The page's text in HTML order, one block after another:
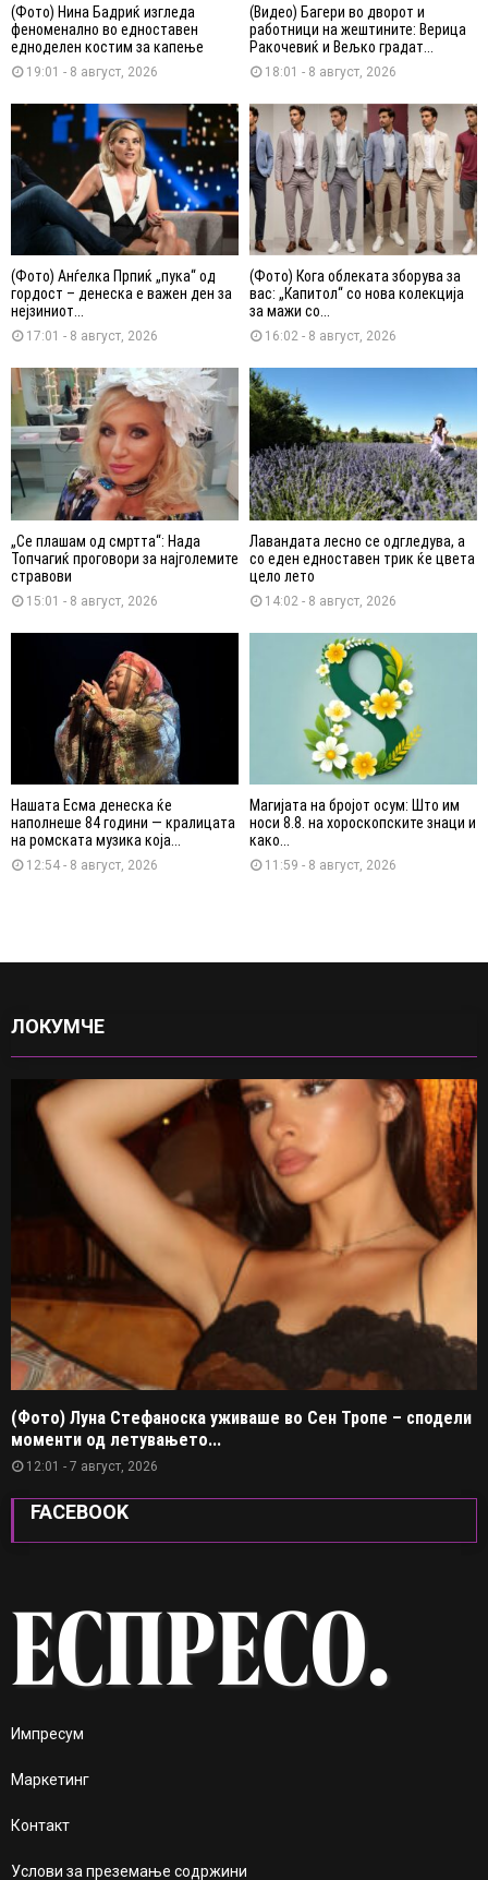
(Фото) Нина Бадриќ изгледа
феноменално во едноставен
едноделен костим за капење
19:01 - 8 август, 2026
(Видео) Багери во дворот и
работници на жештините: Верица
Ракочевиќ и Вељко градат...
18:01 - 8 август, 2026
(Фото) Анѓелка Прпиќ „пука“ од
гордост – денеска е важен ден за
нејзиниот...
17:01 - 8 август, 2026
(Фото) Кога облеката зборува за
вас: „Капитол“ со нова колекција
за мажи со...
16:02 - 8 август, 2026
„Се плашам од смртта“: Нада
Топчагиќ проговори за најголемите
стравови
15:01 - 8 август, 2026
Лавандата лесно се одгледува, а
со еден едноставен трик ќе цвета
цело лето
14:02 - 8 август, 2026
Нашата Есма денеска ќе
наполнеше 84 години — кралицата
на ромската музика која...
12:54 - 8 август, 2026
Магијата на бројот осум: Што им
носи 8.8. на хороскопските знаци и
како...
11:59 - 8 август, 2026
ЛОКУМЧЕ
(Фото) Луна Стефаноска уживаше во Сен Тропе – сподели
моменти од летувањето...
12:01 - 7 август, 2026
FACEBOOK
Импресум
Маркетинг
Контакт
Услови за преземање содржини